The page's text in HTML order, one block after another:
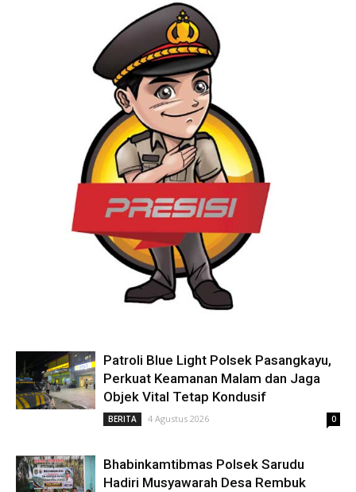
Patroli Blue Light Polsek Pasangkayu,
Perkuat Keamanan Malam dan Jaga
Objek Vital Tetap Kondusif
BERITA 4 Agustus 2026 0
Bhabinkamtibmas Polsek Sarudu
Hadiri Musyawarah Desa Rembuk